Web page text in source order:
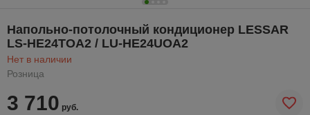
Напольно-потолочный кондиционер LESSAR
LS-HE24TOA2 / LU-HE24UOA2
Нет в наличии
Розница
3 710 руб.